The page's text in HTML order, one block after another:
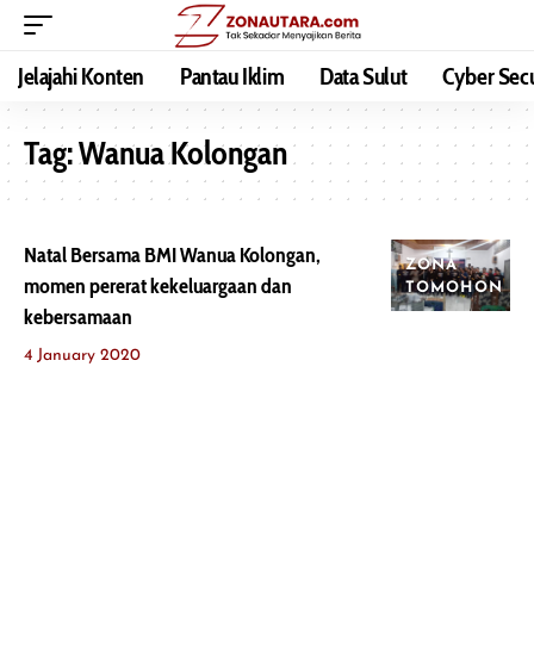
Jelajahi Konten Pantau Iklim Data Sulut Cyber
Tag:Wanua Kolongan
ZONA
TOMOHON
Natal Bersama BMI Wanua Kolongan,
momen pererat kekeluargaan dan
kebersamaan
4 January 2020